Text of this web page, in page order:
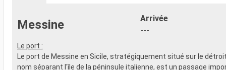
- Activités récréatives pour enfants
- Personnel qualifié multilingue
AUTRES PRIVILÈGES
SPORT ET
Broadway
- Espace
Messine
Arrivée
---
Le port :
Le port de Messine en Sicile, stratégiquement situé sur le
nom séparant l'île de la péninsule italienne, est un passage